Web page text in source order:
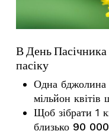
В День Пасічника
пасіку
Одна бджолина
мільйон квітів
Щоб зібрати 1
близько 90